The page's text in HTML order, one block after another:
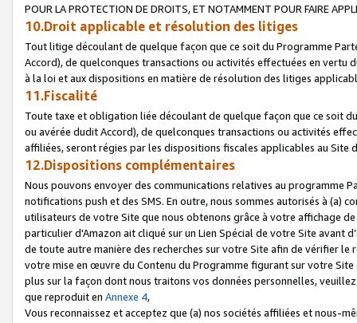
POUR LA PROTECTION DE DROITS, ET NOTAMMENT POUR FAIRE
10.Droit applicable et résolution des litiges
Tout litige découlant de quelque façon que ce soit du Programme
Accord), de quelconques transactions ou activités effectuées en vertu
à la loi et aux dispositions en matière de résolution des litiges
11.Fiscalité
Toute taxe et obligation liée découlant de quelque façon que ce soit
ou avérée dudit Accord), de quelconques transactions ou activités
affiliées, seront régies par les dispositions fiscales applicables au Site
12.Dispositions complémentaires
Nous pouvons envoyer des communications relatives au programme
notifications push et des SMS. En outre, nous sommes autorisés à
utilisateurs de votre Site que nous obtenons grâce à votre affichage
particulier d'Amazon ait cliqué sur un Lien Spécial de votre Site avant
de toute autre manière des recherches sur votre Site afin de vérifier
votre mise en œuvre du Contenu du Programme figurant sur votre
plus sur la façon dont nous traitons vos données personnelles,
que reproduit en Annexe 4,
Vous reconnaissez et acceptez que (a) nos sociétés affiliées et nous-